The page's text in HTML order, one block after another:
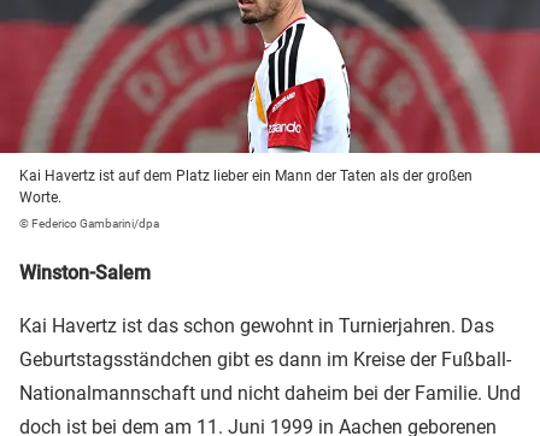
Kai Havertz ist auf dem Platz lieber ein Mann der Taten als der großen
Worte.
© Federico Gambarini/dpa
Winston-Salem
Kai Havertz ist das schon gewohnt in Turnierjahren. Das
Geburtstagsständchen gibt es dann im Kreise der Fußball-
Nationalmannschaft und nicht daheim bei der Familie. Und
doch ist bei dem am 11. Juni 1999 in Aachen geborenen